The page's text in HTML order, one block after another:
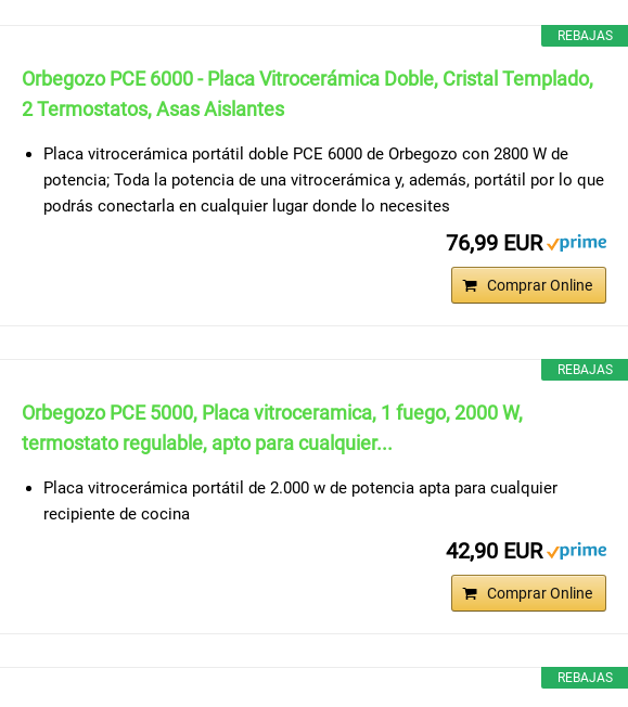
REBAJAS
Orbegozo PCE 6000 - Placa Vitrocerámica Doble, Cristal Templado,
2 Termostatos, Asas Aislantes
Placa vitrocerámica portátil doble PCE 6000 de Orbegozo con 2800 W de
potencia; Toda la potencia de una vitrocerámica y, además, portátil por lo que
podrás conectarla en cualquier lugar donde lo necesites
76,99 EUR
Comprar Online
REBAJAS
Orbegozo PCE 5000, Placa vitroceramica, 1 fuego, 2000 W,
termostato regulable, apto para cualquier...
Placa vitrocerámica portátil de 2.000 w de potencia apta para cualquier
recipiente de cocina
42,90 EUR
Comprar Online
REBAJAS